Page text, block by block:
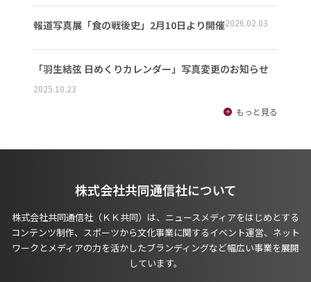
報道写真展「食の戦後史」2月10日より開催2026.02.03
「羽生結弦 日めくりカレンダー」写真変更のお知らせ
2025.10.23
もっと見る
株式会社共同通信社について
株式会社共同通信社（ＫＫ共同）は、ニュースメディアをはじめとする
コンテンツ制作、スポーツから文化事業に関するイベント運営、ネット
ワークとメディアの力を活かしたブランディングなど幅広い事業を展開
しています。